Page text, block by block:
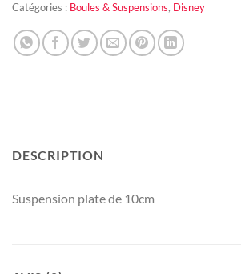
Catégories : Boules & Suspensions, Disney
DESCRIPTION
Suspension plate de 10cm